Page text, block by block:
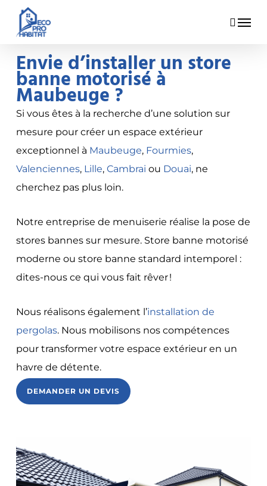
content
Menu
Envie d’installer un store
banne motorisé à
Maubeuge ?
Si vous êtes à la recherche d’une solution sur
mesure pour créer un espace extérieur
exceptionnel à Maubeuge, Fourmies,
Valenciennes, Lille, Cambrai ou Douai, ne
cherchez pas plus loin.
Notre entreprise de menuiserie réalise la pose de
stores bannes sur mesure. Store banne motorisé
moderne ou store banne standard intemporel :
dites-nous ce qui vous fait rêver !
Nous réalisons également l’installation de
pergolas. Nous mobilisons nos compétences
pour transformer votre espace extérieur en un
havre de détente.
DEMANDER UN DEVIS